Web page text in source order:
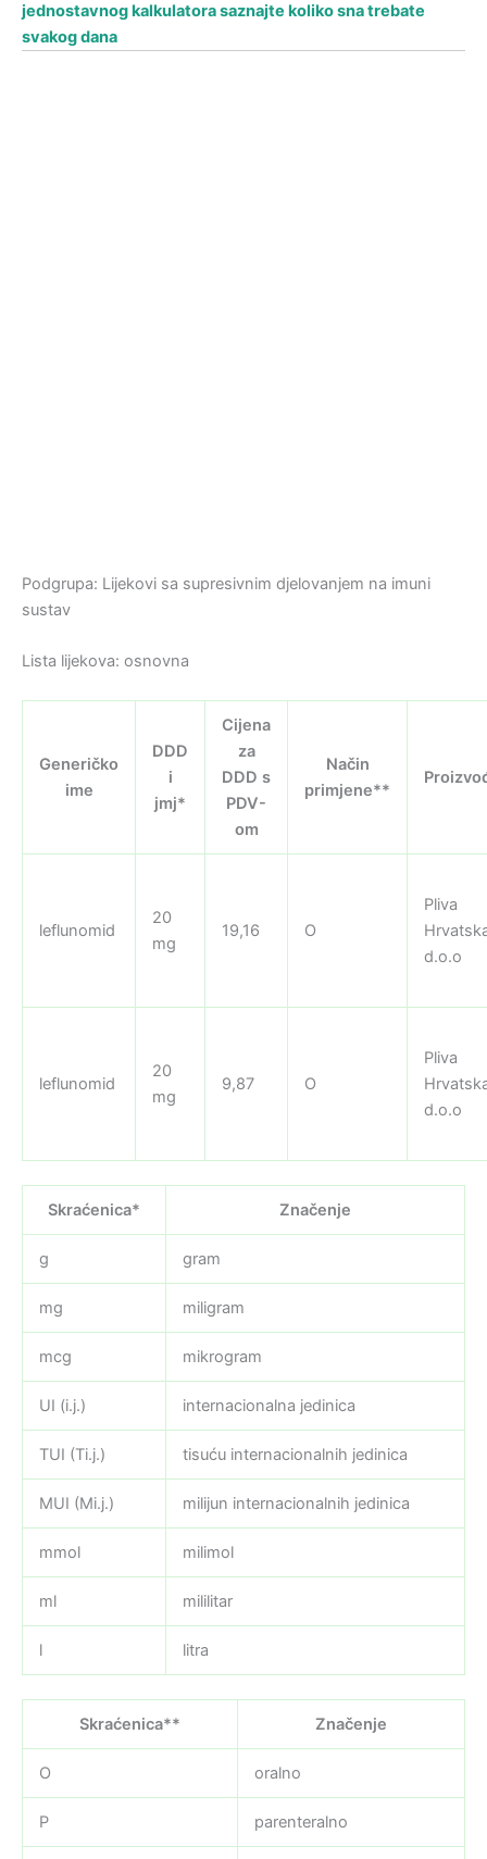
jednostavnog kalkulatora saznajte koliko sna trebate
svakog dana
Podgrupa: Lijekovi sa supresivnim djelovanjem na imuni
sustav
Lista lijekova: osnovna
Generičko
ime
DDD
i
jmj*
Cijena
za
DDD s
PDV-
om
Način
primjene**
leflunomid
20
mg
19,16 O
Pliva
d.o.o
leflunomid
20
mg
9,87 O
Pliva
d.o.o
Skraćenica* Značenje
g gram
mg miligram
mcg mikrogram
UI (i.j.) internacionalna jedinica
TUI (Ti.j.) tisuću internacionalnih jedinica
MUI (Mi.j.) milijun internacionalnih jedinica
mmol milimol
ml mililitar
l litra
Skraćenica** Značenje
O oralno
P parenteralno